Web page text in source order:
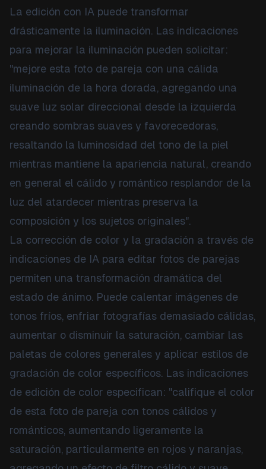
La edición con IA puede transformar
drásticamente la iluminación. Las indicaciones
para mejorar la iluminación pueden solicitar:
"mejore esta foto de pareja con una cálida
iluminación de la hora dorada, agregando una
suave luz solar direccional desde la izquierda
creando sombras suaves y favorecedoras,
resaltando la luminosidad del tono de la piel
mientras mantiene la apariencia natural, creando
en general el cálido y romántico resplandor de la
luz del atardecer mientras preserva la
composición y los sujetos originales".
La corrección de color y la gradación a través de
indicaciones de IA para editar fotos de parejas
permiten una transformación dramática del
estado de ánimo. Puede calentar imágenes de
tonos fríos, enfriar fotografías demasiado cálidas,
aumentar o disminuir la saturación, cambiar las
paletas de colores generales y aplicar estilos de
gradación de color específicos. Las indicaciones
de edición de color especifican: "califique el color
de esta foto de pareja con tonos cálidos y
románticos, aumentando ligeramente la
saturación, particularmente en rojos y naranjas,